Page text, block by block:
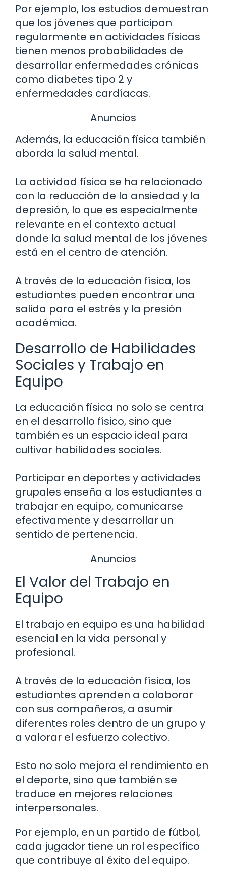
Por ejemplo, los estudios demuestran
que los jóvenes que participan
regularmente en actividades físicas
tienen menos probabilidades de
desarrollar enfermedades crónicas
como diabetes tipo 2 y
enfermedades cardíacas.
Anuncios
Además, la educación física también
aborda la salud mental.
La actividad física se ha relacionado
con la reducción de la ansiedad y la
depresión, lo que es especialmente
relevante en el contexto actual
donde la salud mental de los jóvenes
está en el centro de atención.
A través de la educación física, los
estudiantes pueden encontrar una
salida para el estrés y la presión
académica.
Desarrollo de Habilidades
Sociales y Trabajo en
Equipo
La educación física no solo se centra
en el desarrollo físico, sino que
también es un espacio ideal para
cultivar habilidades sociales.
Participar en deportes y actividades
grupales enseña a los estudiantes a
trabajar en equipo, comunicarse
efectivamente y desarrollar un
sentido de pertenencia.
Anuncios
El Valor del Trabajo en
Equipo
El trabajo en equipo es una habilidad
esencial en la vida personal y
profesional.
A través de la educación física, los
estudiantes aprenden a colaborar
con sus compañeros, a asumir
diferentes roles dentro de un grupo y
a valorar el esfuerzo colectivo.
Esto no solo mejora el rendimiento en
el deporte, sino que también se
traduce en mejores relaciones
interpersonales.
Por ejemplo, en un partido de fútbol,
cada jugador tiene un rol específico
que contribuye al éxito del equipo.